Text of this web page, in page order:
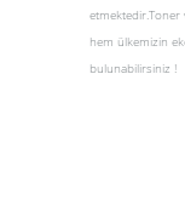
etmektedir.Toner
hem ülkemizin
bulunabilirsiniz !